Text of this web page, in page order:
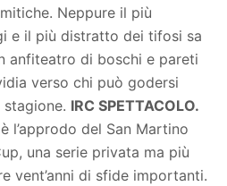
Neppure il più
e il più distratto dei tifosi sa
anfiteatro di boschi e pareti
verso chi può godersi
IRC SPETTACOLO.
l’approdo del San Martino
una serie privata ma più
vent’anni di sfide importanti.